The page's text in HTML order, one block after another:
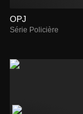
OPJ
Série Policière